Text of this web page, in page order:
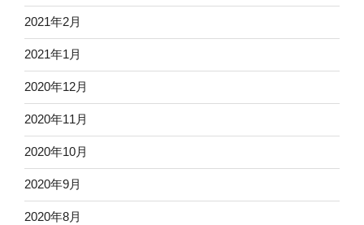
2021年2月
2021年1月
2020年12月
2020年11月
2020年10月
2020年9月
2020年8月